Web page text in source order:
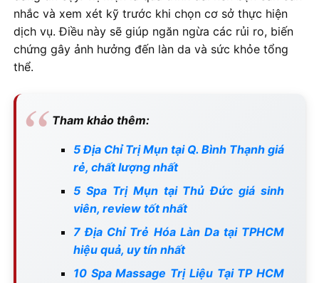
nhắc và xem xét kỹ trước khi chọn cơ sở thực hiện
dịch vụ. Điều này sẽ giúp ngăn ngừa các rủi ro, biến
chứng gây ảnh hưởng đến làn da và sức khỏe tổng
thể.
Tham khảo thêm:
5 Địa Chỉ Trị Mụn tại Q. Bình Thạnh giá
rẻ, chất lượng nhất
5 Spa Trị Mụn tại Thủ Đức giá sinh
viên, review tốt nhất
7 Địa Chỉ Trẻ Hóa Làn Da tại TPHCM
hiệu quả, uy tín nhất
10 Spa Massage Trị Liệu Tại TP HCM